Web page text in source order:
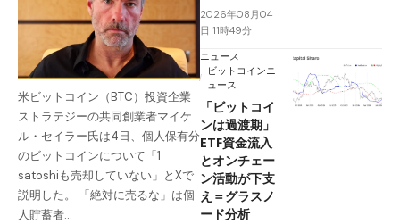
米ビットコイン（BTC）投資企業
ストラテジーの共同創業者マイケ
ル・セイラー氏は4日、個人保有分
のビットコインについて「1
satoshiも売却していない」とXで
説明した。 「絶対に売るな」は個
人貯蓄者…
2026年08月04
日 11時49分
ニュース
ビットコインニ
ュース
「ビットコイ
ンは過渡期」
ETF資金流入
とオンチェー
ン活動が下支
え＝グラスノ
ード分析